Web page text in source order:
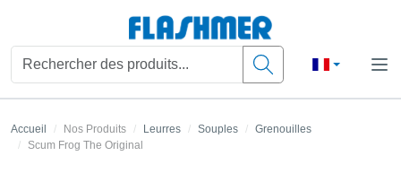
Accueil Nos Produits Leurres Souples
Grenouilles
Scum Frog The Original